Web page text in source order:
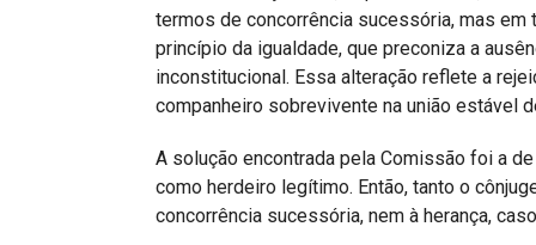
termos de concorrência sucessória, mas
princípio da igualdade, que preconiza a
inconstitucional. Essa alteração reflete a
companheiro sobrevivente na união estável
A solução encontrada pela Comissão foi a
como herdeiro legítimo. Então, tanto o
concorrência sucessória, nem à herança,